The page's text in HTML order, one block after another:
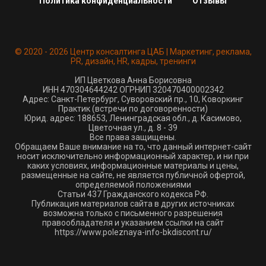
© 2020 - 2026 Центр консалтинга ЦАБ | Маркетинг, реклама,
PR, дизайн, HR, кадры, тренинги
ИП Цветкова Анна Борисовна
ИНН 470304644242 ОГРНИП 320470400002342
Адрес: Санкт-Петербург, Суворовский пр., 10, Коворкинг
Практик (встречи по договоренности)
Юрид. адрес: 188653, Ленинградская обл., д. Касимово,
Цветочная ул., д. 8 - 39
Все права защищены.
Обращаем Ваше внимание на то, что данный интернет-сайт
носит исключительно информационный характер, и ни при
каких условиях, информационные материалы и цены,
размещенные на сайте, не является публичной офертой,
определяемой положениями
Статьи 437 Гражданского кодекса РФ.
Публикация материалов сайта в других источниках
возможна только с письменного разрешения
правообладателя и указанием ссылки на сайт
https://www.poleznaya-info-bkdiscont.ru/